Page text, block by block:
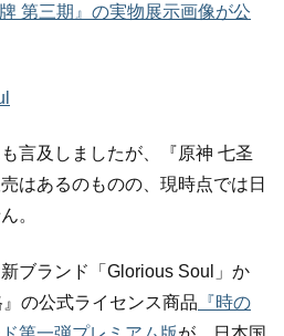
第三期』の実物展示画像が公
言及しましたが、『原神 七圣
はあるのものの、現時点では日
。
ブランド「Glorious Soul」か
の公式ライセンス商品 『時の